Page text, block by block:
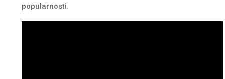
popularnosti.